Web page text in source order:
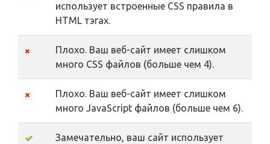
использует встроенные CSS правила в
HTML тэгах.
Плохо. Ваш веб-сайт имеет слишком
много CSS файлов (больше чем 4).
Плохо. Ваш веб-сайт имеет слишком
много JavaScript файлов (больше чем 6).
Замечательно, ваш сайт использует